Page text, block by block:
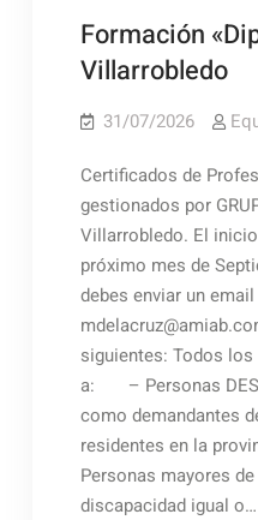
Formación
Villarrobledo
31/07/2026
Certificados de
gestionados por
Villarrobledo. El
próximo mes de
debes enviar un
siguientes: Todos
a: – Personas
como demandantes
residentes en la
Personas mayores
discapacidad igual o…